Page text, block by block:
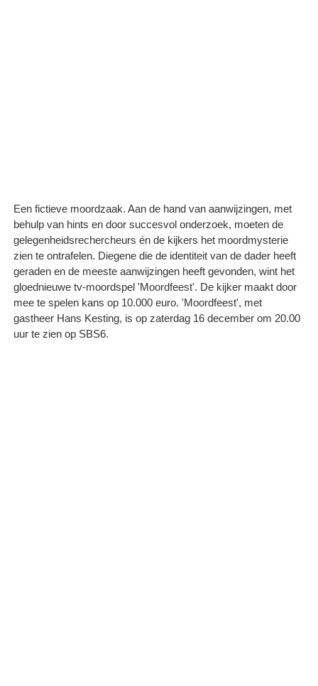
Een fictieve moordzaak. Aan de hand van aanwijzingen, met
behulp van hints en door succesvol onderzoek, moeten de
gelegenheidsrechercheurs én de kijkers het moordmysterie
zien te ontrafelen. Diegene die de identiteit van de dader heeft
geraden en de meeste aanwijzingen heeft gevonden, wint het
gloednieuwe tv-moordspel 'Moordfeest'. De kijker maakt door
mee te spelen kans op 10.000 euro. 'Moordfeest', met
gastheer Hans Kesting, is op zaterdag 16 december om 20.00
uur te zien op SBS6.